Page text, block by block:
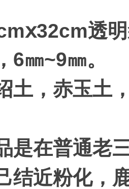
透
6㎜~9㎜。
土，赤玉土
是在普通老
结近粉化，